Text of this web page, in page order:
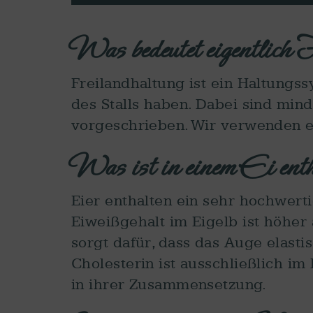
Was bedeutet
Freilandhaltung ist ein
des Stalls haben. Dabei sind
vorgeschrieben. Wir verwenden
Was ist in einem Ei
Eier enthalten ein sehr
Eiweißgehalt im Eigelb ist höher
sorgt dafür, dass das Auge
Cholesterin ist ausschließlich im
in ihrer Zusammensetzung.